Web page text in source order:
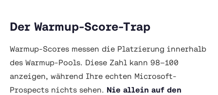
Der Warmup-Score-Trap
Warmup-Scores messen die Platzierung innerhalb
des Warmup-Pools . Diese Zahl kann 98–100
anzeigen, während Ihre echten Microsoft-
Prospects nichts sehen. Nie allein auf den